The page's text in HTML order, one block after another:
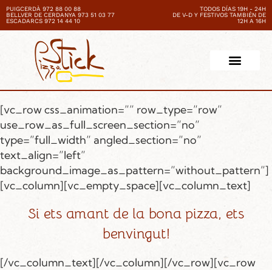
PUIGCERDÀ 972 88 00 88
BELLVER DE CERDANYA 973 51 03 77
ESCADARCS 972 14 44 10
TODOS DÍAS 19H - 24H
DE V-D Y FESTIVOS TAMBIÉN DE
12H A 16H
[vc_row css_animation=”” row_type=”row”
use_row_as_full_screen_section=”no”
type=”full_width” angled_section=”no”
text_align=”left”
background_image_as_pattern=”without_pattern”]
[vc_column][vc_empty_space][vc_column_text]
Si ets amant de la bona pizza, ets
benvingut!
[/vc_column_text][/vc_column][/vc_row][vc_row